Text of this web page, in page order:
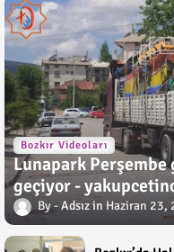
Bozkır Videoları
Lunapark
geçiyor -
Adsız Haziran 23,